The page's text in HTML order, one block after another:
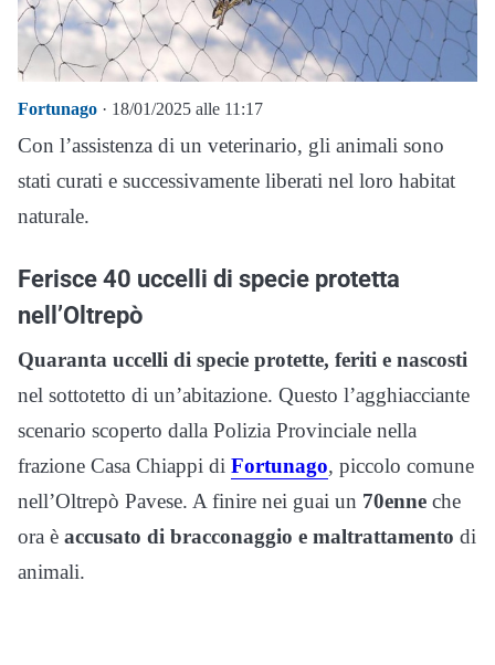
Fortunago · 18/01/2025 alle 11:17
Con l’assistenza di un veterinario, gli animali sono
stati curati e successivamente liberati nel loro habitat
naturale.
Ferisce 40 uccelli di specie protetta
nell’Oltrepò
Quaranta uccelli di specie protette, feriti e nascosti
nel sottotetto di un’abitazione. Questo l’agghiacciante
scenario scoperto dalla Polizia Provinciale nella
frazione Casa Chiappi di Fortunago, piccolo comune
nell’Oltrepò Pavese. A finire nei guai un 70enne che
ora è accusato di bracconaggio e maltrattamento di
animali.